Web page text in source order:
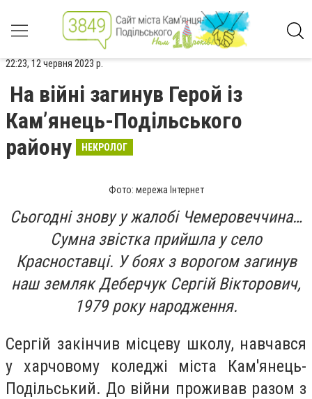
22:23, 12 червня 2023 р.
На війні загинув Герой із
Кам’янець-Подільського
району
НЕКРОЛОГ
Фото: мережа Інтернет
Сьогодні знову у жалобі Чемеровеччина…
Сумна звістка прийшла у село
Красноставці. У боях з ворогом загинув
наш земляк Деберчук Сергій Вікторович,
1979 року народження.
Сергій закінчив місцеву школу, навчався
у харчовому коледжі міста Кам'янець-
Подільський. До війни проживав разом з